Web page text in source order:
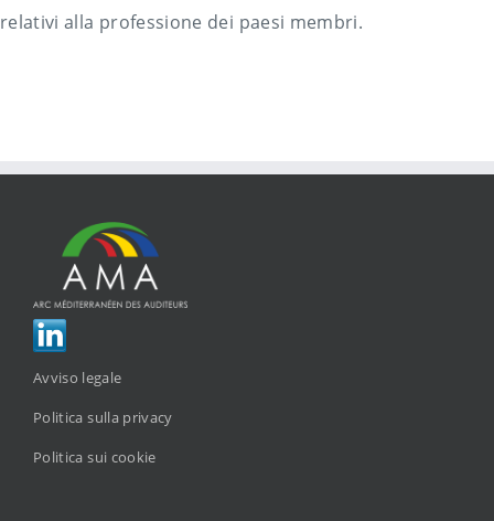
relativi alla professione dei paesi membri.
Avviso legale
Politica sulla privacy
Politica sui cookie